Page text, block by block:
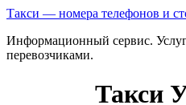
Такси — номера телефонов и
Информационный сервис.
перевозчиками.
Такси